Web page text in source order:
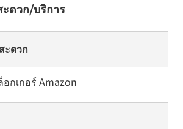
ดวก/บริการ
ะดวก
กเกอร์ Amazon